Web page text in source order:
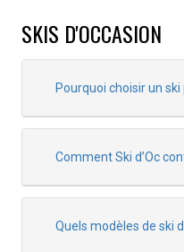
SKIS D'OCCASION
Pourquoi choisir un
Comment Ski d’Oc
Quels modèles de ski